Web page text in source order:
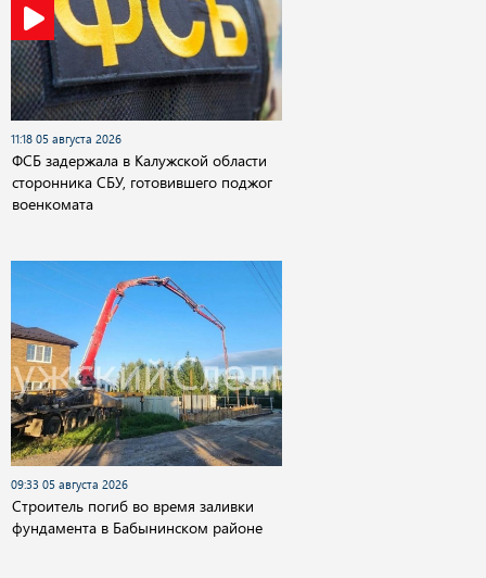
11:18 05 августа 2026
ФСБ задержала в Калужской области
сторонника СБУ, готовившего поджог
военкомата
09:33 05 августа 2026
Строитель погиб во время заливки
фундамента в Бабынинском районе